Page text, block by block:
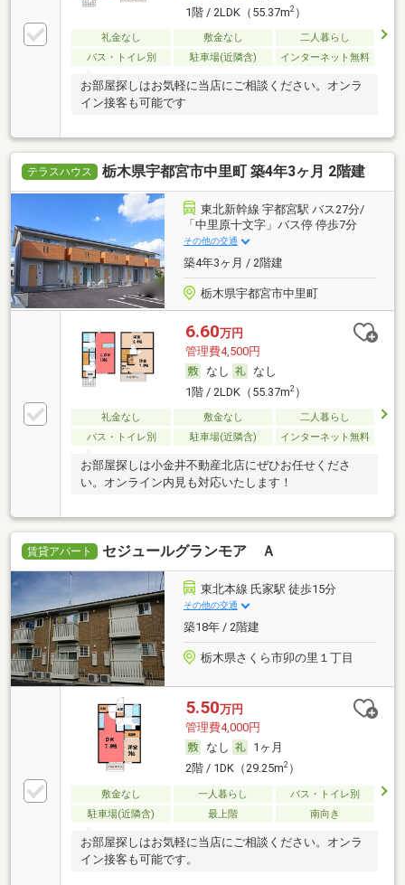
1階 / 2LDK（55.37m2）
礼金なし 敷金なし
二人暮らし
バス・トイレ別
駐車場(近隣含) インターネット無料
お部屋探しはお気軽に当店にご相談ください。オンラ
イン接客も可能です
テラスハウス 栃木県宇都宮市中里町 築4年3ヶ月 2階建
東北新幹線 宇都宮駅 バス27分/
「中里原十文字」バス停 停歩7分
その他の交通
築4年3ヶ月 / 2階建
栃木県宇都宮市中里町
6.60万円
管理費4,500円
なし
なし
1階 / 2LDK（55.37m2）
礼金なし 敷金なし
二人暮らし
バス・トイレ別
駐車場(近隣含) インターネット無料
お部屋探しは小金井不動産北店にぜひお任せくださ
い。オンライン内見も対応いたします！
賃貸アパート セジュールグランモア Ａ
東北本線 氏家駅 徒歩15分
その他の交通
築18年 / 2階建
栃木県さくら市卯の里１丁目
5.50万円
管理費4,000円
なし
1ヶ月
2階 / 1DK（29.25m2）
敷金なし 一人暮らし
バス・トイレ別
駐車場(近隣含)
最上階 南向き
お部屋探しはお気軽に当店にご相談ください。オンラ
イン接客も可能です。